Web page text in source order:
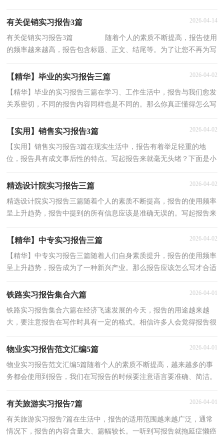
有关促销实习报告3篇 2026-04-14
有关促销实习报告3篇 随着个人的素质不断提高，报告使用
的频率越来越高，报告包含标题、正文、结尾等。为了让您不再为写
【精华】毕业的实习报告三篇 2026-04-02
【精华】毕业的实习报告三篇在学习、工作生活中，报告与我们愈发
关系密切，不同的报告内容同样也是不同的。那么你真正懂得怎么写
【实用】销售实习报告3篇 2026-04-02
【实用】销售实习报告3篇在现实生活中，报告有着举足轻重的地
位，报告具有成文事后性的特点。写起报告来就毫无头绪？下面是小
精选设计院实习报告三篇 2026-04-02
精选设计院实习报告三篇随着个人的素质不断提高，报告的使用频率
呈上升趋势，报告中提到的所有信息应该是准确无误的。写起报告来
【精华】中专实习报告三篇 2026-04-02
【精华】中专实习报告三篇随着人们自身素质提升，报告的使用频率
呈上升趋势，报告成为了一种新兴产业。那么报告应该怎么写才合适
铁路实习报告集合六篇 2026-04-01
铁路实习报告集合六篇在经济飞速发展的今天，报告的用途越来越
大，要注意报告在写作时具有一定的格式。相信许多人会觉得报告很
物业实习报告范文汇编5篇 2026-04-01
物业实习报告范文汇编5篇随着个人的素质不断提高，越来越多的事
务都会使用到报告，我们在写报告的时候要注意语言要准确、简洁。
有关旅游实习报告7篇 2026-04-01
有关旅游实习报告7篇在生活中，报告的适用范围越来越广泛，通常
情况下，报告的内容含量大、篇幅较长。一听到写报告就拖延症懒癌